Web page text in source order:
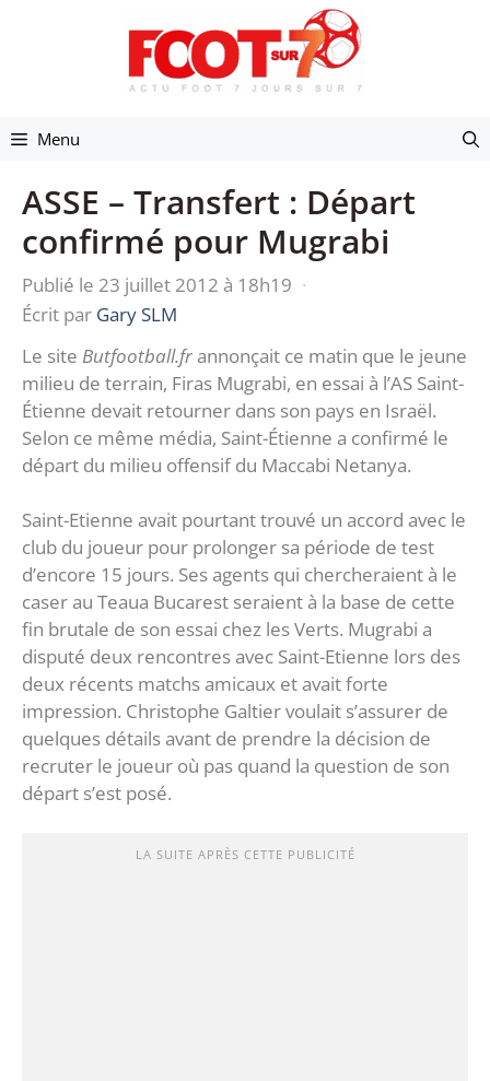
Menu
ASSE – Transfert : Départ
confirmé pour Mugrabi
Publié le 23 juillet 2012 à 18h19 ·
Écrit par Gary SLM
Le site Butfootball.frannonçait ce matin que le jeune
milieu de terrain, Firas Mugrabi, en essai à l’AS Saint-
Étienne devait retourner dans son pays en Israël.
Selon ce même média, Saint-Étienne a confirmé le
départ du milieu offensif du Maccabi Netanya.
Saint-Etienne avait pourtant trouvé un accord avec le
club du joueur pour prolonger sa période de test
d’encore 15 jours. Ses agents qui chercheraient à le
caser au Teaua Bucarest seraient à la base de cette
fin brutale de son essai chez les Verts. Mugrabi a
disputé deux rencontres avec Saint-Etienne lors des
deux récents matchs amicaux et avait forte
impression. Christophe Galtier voulait s’assurer de
quelques détails avant de prendre la décision de
recruter le joueur où pas quand la question de son
départ s’est posé.
LA SUITE APRÈS CETTE PUBLICITÉ